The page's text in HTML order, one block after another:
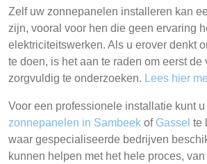
Zelf uw zonnepanelen installeren kan
zijn, vooral voor hen die geen ervaring
elektriciteitswerken. Als u erover denkt
te doen, is het aan te raden om eerst
zorgvuldig te onderzoeken. Lees hier
Voor een professionele installatie kunt
zonnepanelen in Sambeek of Gassel te
waar gespecialiseerde bedrijven
kunnen helpen met het hele proces,